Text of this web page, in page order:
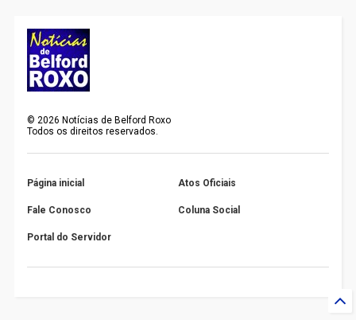
©2026 Notícias de Belford Roxo
Todos os direitos reservados.
Página inicial Atos Oficiais
Fale Conosco Coluna Social
Portal do Servidor